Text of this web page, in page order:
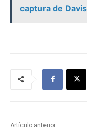
e
captura de
Artículo anterior